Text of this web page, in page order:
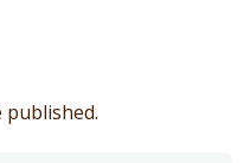
published.